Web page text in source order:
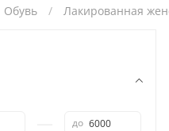
Обувь Лакированная
до